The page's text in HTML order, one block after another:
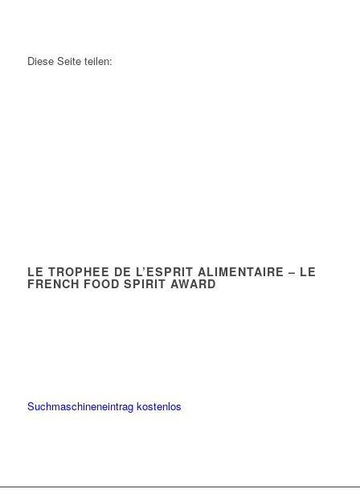
Diese Seite teilen:
LE TROPHEE DE L’ESPRIT ALIMENTAIRE – LE
FRENCH FOOD SPIRIT AWARD
Suchmaschineneintrag kostenlos